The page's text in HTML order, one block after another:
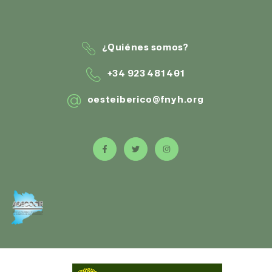
¿Quiénes somos?
+34 923 481 401
oesteiberico@fnyh.org